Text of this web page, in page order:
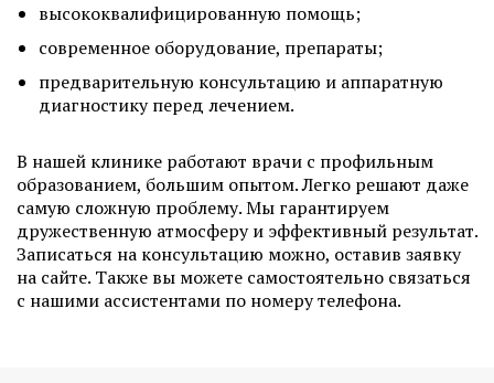
высококвалифицированную помощь;
современное оборудование, препараты;
предварительную консультацию и аппаратную
диагностику перед лечением.
В нашей клинике работают врачи с профильным
образованием, большим опытом. Легко решают даже
самую сложную проблему. Мы гарантируем
дружественную атмосферу и эффективный результат.
Записаться на консультацию можно, оставив заявку
на сайте. Также вы можете самостоятельно связаться
с нашими ассистентами по номеру телефона.